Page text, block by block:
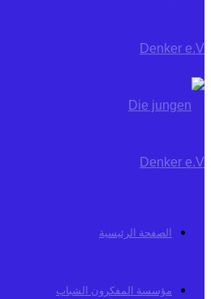
الصفحة الرئيسية
مؤسسة المفكرون الشباب